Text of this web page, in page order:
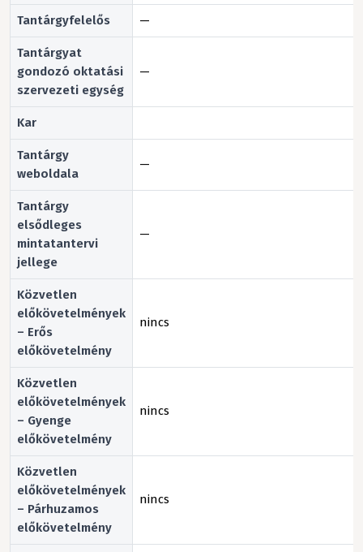
Tantárgyfelelős —
Tantárgyat
gondozó oktatási
szervezeti egység
—
Kar
Tantárgy
weboldala
—
Tantárgy
elsődleges
mintatantervi
jellege
—
Közvetlen
előkövetelmények
– Erős
előkövetelmény
nincs
Közvetlen
előkövetelmények
– Gyenge
előkövetelmény
nincs
Közvetlen
előkövetelmények
– Párhuzamos
előkövetelmény
nincs